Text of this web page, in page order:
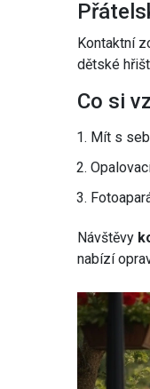
Kontaktní
dětské
Co si
Mít s
Návštěvy
nabízí